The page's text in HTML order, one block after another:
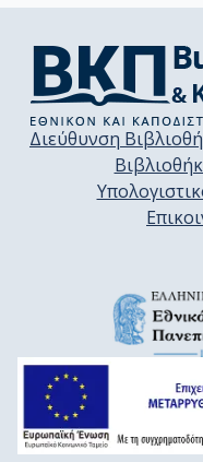
Διεύθυνση